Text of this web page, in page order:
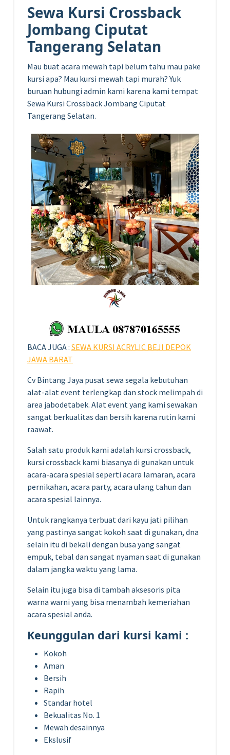
Sewa Kursi Crossback
Jombang Ciputat
Tangerang Selatan
Mau buat acara mewah tapi belum tahu mau pake
kursi apa? Mau kursi mewah tapi murah? Yuk
buruan hubungi admin kami karena kami tempat
Sewa Kursi Crossback Jombang Ciputat
Tangerang Selatan.
BACA JUGA : SEWA KURSI ACRYLIC BEJI DEPOK
JAWA BARAT
Cv Bintang Jaya pusat sewa segala kebutuhan
alat-alat event terlengkap dan stock melimpah di
area jabodetabek. Alat event yang kami sewakan
sangat berkualitas dan bersih karena rutin kami
raawat.
Salah satu produk kami adalah kursi crossback,
kursi crossback kami biasanya di gunakan untuk
acara-acara spesial seperti acara lamaran, acara
pernikahan, acara party, acara ulang tahun dan
acara spesial lainnya.
Untuk rangkanya terbuat dari kayu jati pilihan
yang pastinya sangat kokoh saat di gunakan, dna
selain itu di bekali dengan busa yang sangat
empuk, tebal dan sangat nyaman saat di gunakan
dalam jangka waktu yang lama.
Selain itu juga bisa di tambah aksesoris pita
warna warni yang bisa menambah kemeriahan
acara spesial anda.
Keunggulan dari kursi kami :
Kokoh
Aman
Bersih
Rapih
Standar hotel
Bekualitas No. 1
Mewah desainnya
Ekslusif